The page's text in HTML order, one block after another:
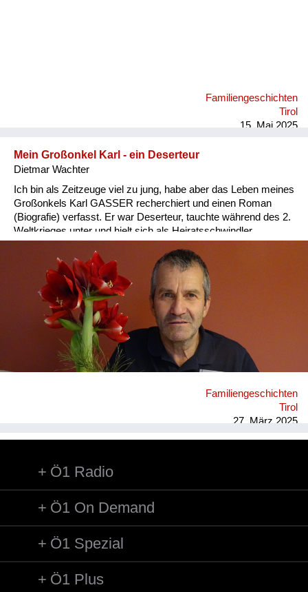
Familiengeschichten
Tirol
15. Mai 2025
Mein Großonkel Karl - ein Deserteur
Dietmar Wachter
Ich bin als Zeitzeuge viel zu jung, habe aber das Leben meines
Großonkels Karl GASSER recherchiert und einen Roman
(Biografie) verfasst. Er war Deserteur, tauchte während des 2.
Weltkrieges unter und hielt sich als Heiratsschwindler,
und Nazis gleichfalls. Nach dem Krieg tauchte er unter.
Familiengeschichten
Tirol
27. März 2025
Ö1 Radio
Ö1 On Demand
Ö1 Spezial
Ö1 Plus